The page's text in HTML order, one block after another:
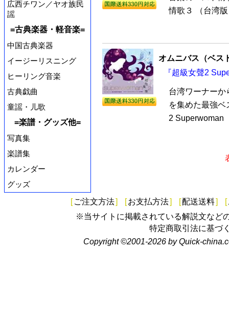
広西チワン／ヤオ族民
謡
=古典楽器・軽音楽=
中国古典楽器
イージーリスニング
ヒーリング音楽
古典戯曲
童謡・儿歌
=楽譜・グッズ他=
写真集
楽譜集
カレンダー
グッズ
情歌３ （台湾
オムニバス（ベス
『超級女聲2
台湾ワーナーか
を集めた最強
2 Superwoman
[ ご注文方法] [お支払方法] [配送送料] [
※当サイトに掲載されている解説文など
特定商取引法に基づ
Copyright ©2001-2026 by Quick-